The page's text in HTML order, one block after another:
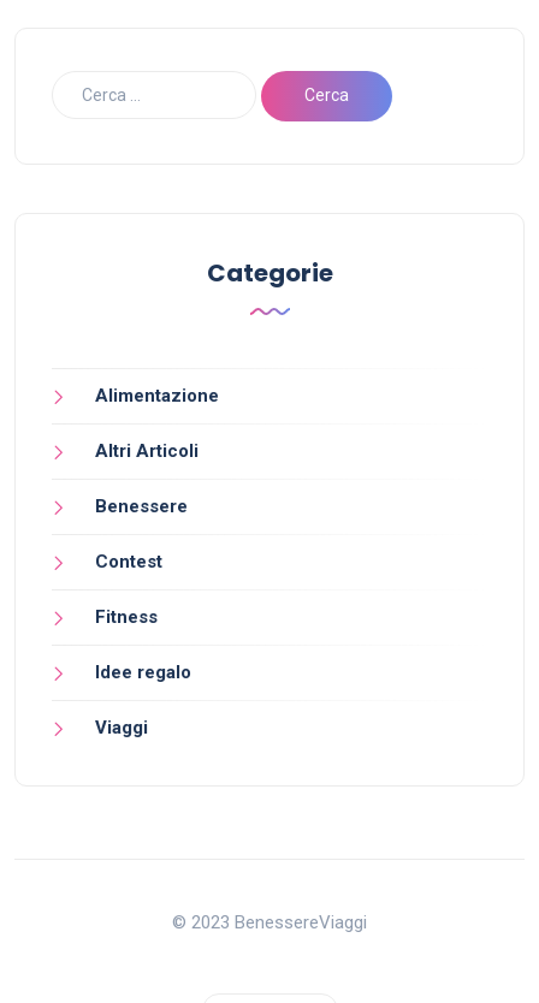
Categorie
Alimentazione
Altri Articoli
Benessere
Contest
Fitness
Idee regalo
Viaggi
© 2023 BenessereViaggi